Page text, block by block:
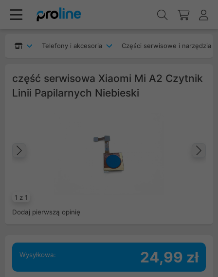
Telefony i akcesoria Części serwisowe i narzędzia
część serwisowa Xiaomi Mi A2 Czytnik
Linii Papilarnych Niebieski
1 z 1
Dodaj pierwszą opinię
Wysyłkowa: 24,99 zł